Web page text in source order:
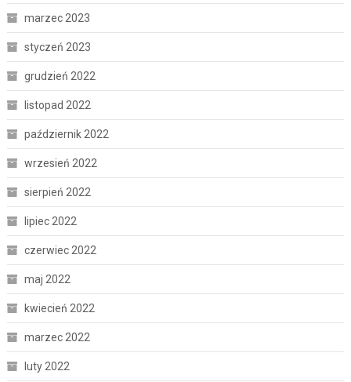
marzec 2023
styczeń 2023
grudzień 2022
listopad 2022
październik 2022
wrzesień 2022
sierpień 2022
lipiec 2022
czerwiec 2022
maj 2022
kwiecień 2022
marzec 2022
luty 2022